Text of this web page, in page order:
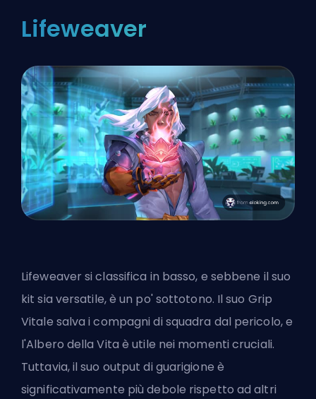
Lifeweaver
Lifeweaver si classifica in basso, e sebbene il suo
kit sia versatile, è un po' sottotono. Il suo Grip
Vitale salva i compagni di squadra dal pericolo, e
l'Albero della Vita è utile nei momenti cruciali.
Tuttavia, il suo output di guarigione è
significativamente più debole rispetto ad altri